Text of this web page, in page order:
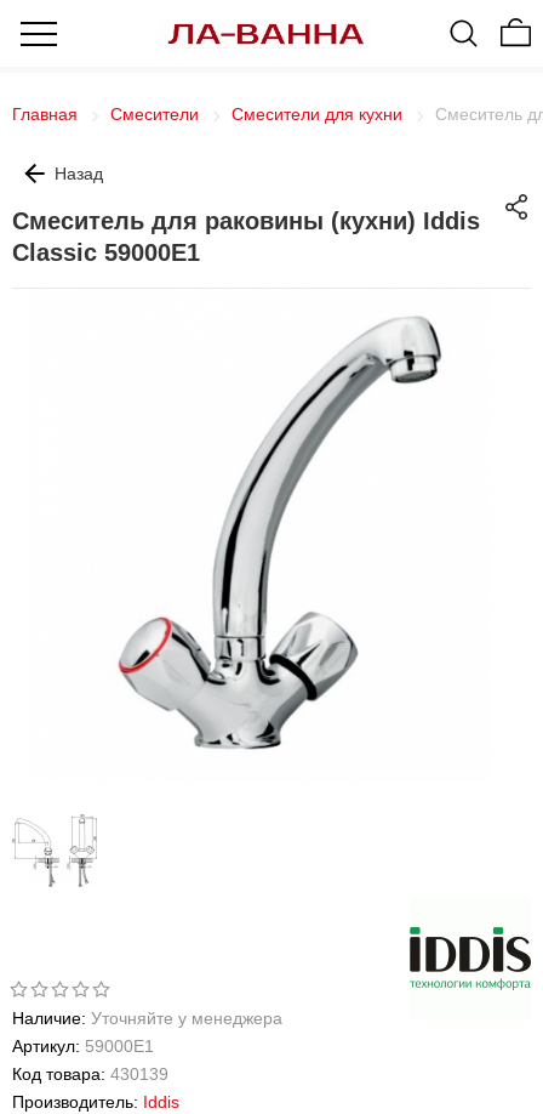
Главная Смесители Смесители для кухни Смеситель
Назад
Смеситель для раковины (кухни) Iddis
Classic 59000Е1
Наличие: Уточняйте у менеджера
Артикул: 59000Е1
Код товара: 430139
Производитель: Iddis